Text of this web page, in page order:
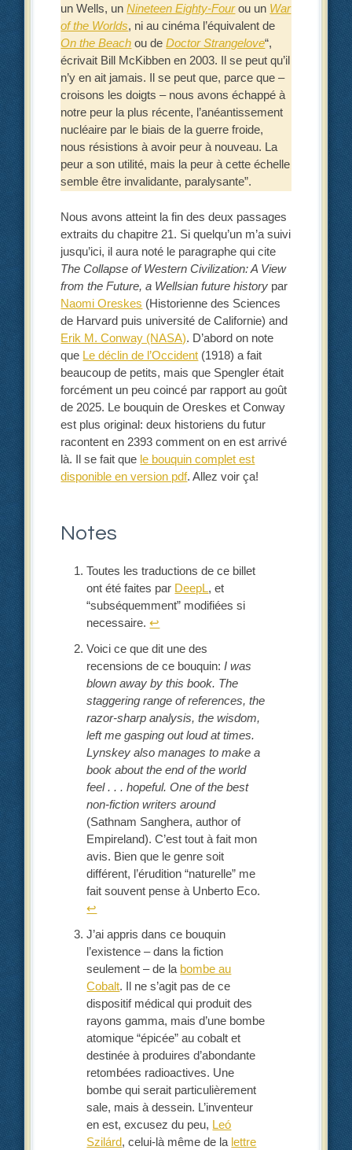
un Wells, unNineteen Eighty-Fourou un War
of the Worlds, ni au cinéma l’équivalent de
On the Beach ou deDoctor Strangelove“,
écrivait Bill McKibben en 2003. Il se peut qu’il
n’y en ait jamais. Il se peut que, parce que –
croisons les doigts – nous avons échappé à
notre peur la plus récente, l’anéantissement
nucléaire par le biais de la guerre froide,
nous résistions à avoir peur à nouveau. La
peur a son utilité, mais la peur à cette échelle
semble être invalidante, paralysante”.
Nous avons atteint la fin des deux passages
extraits du chapitre 21. Si quelqu’un m’a suivi
jusqu’ici, il aura noté le paragraphe qui cite
The Collapse of Western Civilization: A View
from the Future, a Wellsian future history par
Naomi Oreskes (Historienne des Sciences
de Harvard puis université de Californie) and
Erik M. Conway (NASA). D’abord on note
que Le déclin de l’Occident (1918) a fait
beaucoup de petits, mais que Spengler était
forcément un peu coincé par rapport au goût
de 2025. Le bouquin de Oreskes et Conway
est plus original: deux historiens du futur
racontent en 2393 comment on en est arrivé
là. Il se fait que le bouquin complet est
disponible en version pdf. Allez voir ça!
Notes
Toutes les traductions de ce billet
ont été faites par DeepL, et
“subséquemment” modifiées si
necessaire.↩︎
Voici ce que dit une des
recensions de ce bouquin:I was
blown away by this book. The
staggering range of references, the
razor-sharp analysis, the wisdom,
left me gasping out loud at times.
Lynskey also manages to make a
book about the end of the world
feel . . . hopeful. One of the best
non-fiction writers around
(Sathnam Sanghera, author of
Empireland). C’est tout à fait mon
avis. Bien que le genre soit
différent, l’érudition “naturelle” me
fait souvent pense à Unberto Eco.
↩︎
J’ai appris dans ce bouquin
l’existence – dans la fiction
seulement – de la bombe au
Cobalt. Il ne s’agit pas de ce
dispositif médical qui produit des
rayons gamma, mais d’une bombe
atomique “épicée” au cobalt et
destinée à produires d’abondante
retombées radioactives. Une
bombe qui serait particulièrement
sale, mais à dessein. L’inventeur
en est, excusez du peu, Leó
Szilárd, celui-là même de la lettre